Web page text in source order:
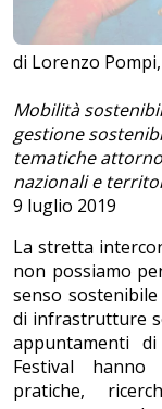
di Lorenzo
Mobilità
gestione
tematiche
nazionali e
9 luglio 2019
La stretta
non possiamo
senso
di infrastrutture
appuntamenti
Festival
pratiche,